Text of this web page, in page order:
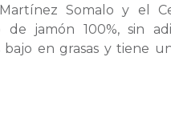
Somalo y el
de jamón 100%, sin
bajo en grasas y tiene